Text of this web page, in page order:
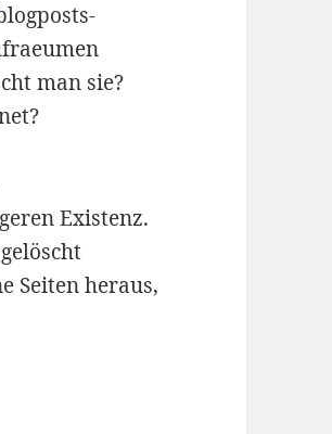
man sie?
Existenz.
Seiten heraus,